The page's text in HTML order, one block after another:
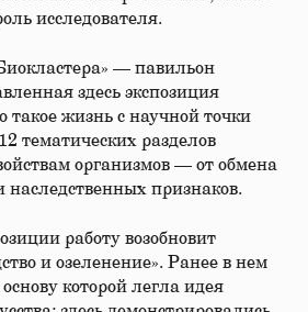
исследователя.
— павильон
здесь экспозиция
такое жизнь с научной точки
тематических разделов
организмов — от обмена
наследственных признаков.
работу возобновит
и озеленение». Ранее в нем
которой легла идея